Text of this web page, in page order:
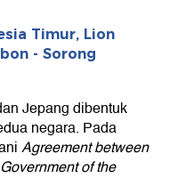
Timur, Lion
- Sorong
Jepang dibentuk
negara. Pada
Agreement between
of the